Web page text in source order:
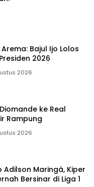
Bajul Ijo Lolos
2026
2026
ke Real
Rampung
2026
Adilson Maringá, Kiper
Bersinar di Liga 1